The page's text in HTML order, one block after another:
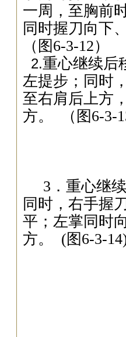
一周，至胸前
同时握刀 向下
（图 6-3-12）
2.重心继续后
左提步；同时
至右肩后上方
方。
（图 6-3-
3 ．重心继
同时，右手握
平； 左掌同时
方。
(图 6-3-